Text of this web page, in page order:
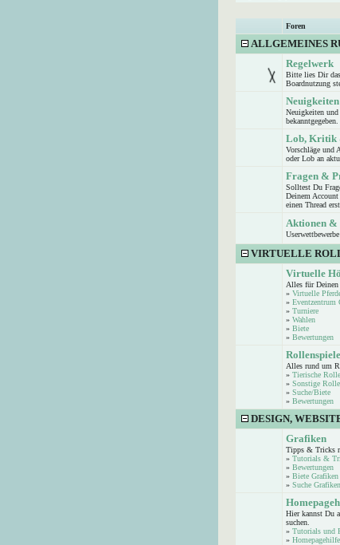
Foren
ALLGEMEINES
Regelwerk
Bitte lies Dir
Boardnutzung
Neuigkeiten
Neuigkeiten und
bekanntgegeben.
Lob, Kritik
Vorschläge und
oder Lob an
Fragen &
Solltest Du
Deinem
einen Thread
Aktionen &
VIRTUELLE
Virtuelle
Alles für Deinen
» Virtuelle
» Eventzentrum
» Turniere
» Wahlen
» Biete
» Bewertungen
Rollenspiele
Alles rund um
» Tierische
» Sonstige
» Suche/Biete
» Bewertungen
DESIGN,
Grafiken
Tipps & Tricks
» Tutorials &
» Bewertungen
» Biete Grafiken
» Suche Grafiken
Hier kannst Du
suchen.
» Tutorials und
»